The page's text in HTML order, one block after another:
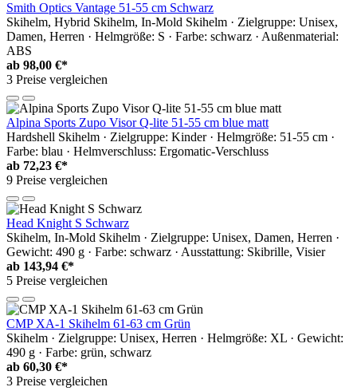
Smith Optics Vantage 51-55 cm Schwarz
Skihelm, Hybrid Skihelm, In-Mold Skihelm · Zielgruppe: Unisex,
Damen, Herren · Helmgröße: S · Farbe: schwarz · Außenmaterial:
ABS
ab 98,00 €*
3 Preise vergleichen
Alpina Sports Zupo Visor Q-lite 51-55 cm blue matt
Hardshell Skihelm · Zielgruppe: Kinder · Helmgröße: 51-55 cm ·
Farbe: blau · Helmverschluss: Ergomatic-Verschluss
ab 72,23 €*
9 Preise vergleichen
Head Knight S Schwarz
Skihelm, In-Mold Skihelm · Zielgruppe: Unisex, Damen, Herren ·
Gewicht: 490 g · Farbe: schwarz · Ausstattung: Skibrille, Visier
ab 143,94 €*
5 Preise vergleichen
CMP XA-1 Skihelm 61-63 cm Grün
Skihelm · Zielgruppe: Unisex, Herren · Helmgröße: XL · Gewicht:
490 g · Farbe: grün, schwarz
ab 60,30 €*
3 Preise vergleichen